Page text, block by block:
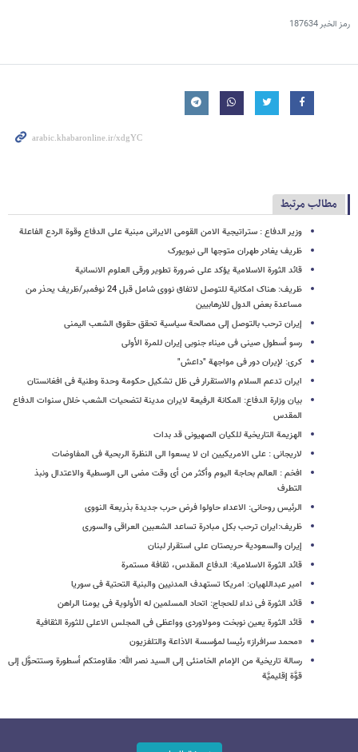
رمز الخبر187634
مطالب مرتبط
وزیر الدفاع : ستراتیجیة الامن القومی الایرانی مبنیة علی الدفاع وقوة الردع الفاعلة
ظریف یغادر طهران متوجها الی نیویورک
قائد الثورة الاسلامیة یؤکد علی ضرورة تطویر ورقی العلوم الانسانیة
ظریف: هناک امکانیة للتوصل لاتفاق نووی شامل قبل 24 نوفمبر/ظریف یحذر من
مساعدة بعض الدول للارهابیین
إیران ترحب بالتوصل إلی مصالحة سیاسیة تحقق حقوق الشعب الیمنی
رسو أسطول صینی فی میناء جنوبی إیران للمرة الأولی
کری: لإیران دور فی مواجهة "داعش"
ایران تدعم السلام والاستقرار فی ظل تشکیل حکومة وحدة وطنیة فی افغانستان
بیان وزارة الدفاع: المکانة الرفیعة لایران مدینة لتضحیات الشعب خلال سنوات الدفاع
المقدس
الهزیمة التاریخیة للکیان الصهیونی قد بدات
لاریجانی : علی الامریکیین ان لا یسعوا الی النظرة الربحیة فی المفاوضات
افخم : العالم بحاجة الیوم وأکثر من أی وقت مضی الی الوسطیة والاعتدال ونبذ
التطرف
الرئیس روحانی: الاعداء حاولوا فرض حرب جدیدة بذریعة النووی
ظریف:ایران ترحب بکل مبادرة تساعد الشعبین العراقی والسوری
إیران والسعودیة حریصتان علی استقرار لبنان
قائد الثورة الاسلامیة: الدفاع المقدس، ثقافة مستمرة
امیر عبداللهیان: امریکا تستهدف المدنیین والبنیة التحتیة فی سوریا
قائد الثورة فی نداء للحجاج: اتحاد المسلمین له الأولویة فی یومنا الراهن
قائد الثورة یعین نوبخت ومولاوردی وواعظی فی المجلس الاعلی للثورة الثقافیة
«محمد سرافراز» رئیسا لمؤسسة الاذاعة والتلفزیون
رسالة تاریخیة من الإمام الخامنئی إلی السید نصر الله: مقاومتکم أسطورة وستتحوَّل إلی
قوَّة إقلیمیَّة